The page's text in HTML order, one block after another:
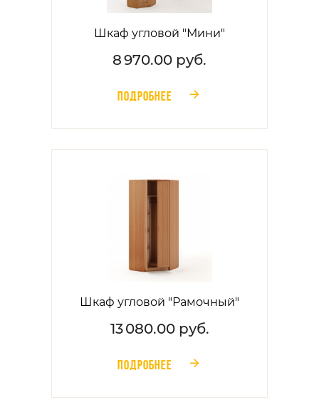
Шкаф угловой "Мини"
8 970.00 руб.
ПОДРОБНЕЕ 󰁔
Шкаф угловой "Рамочный"
13 080.00 руб.
ПОДРОБНЕЕ 󰁔